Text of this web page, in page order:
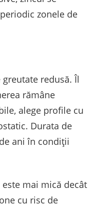
zonele de
redusă. Îl
rămâne
alege profile cu
Durata de
ani în condiții
mai mică decât
cu risc de